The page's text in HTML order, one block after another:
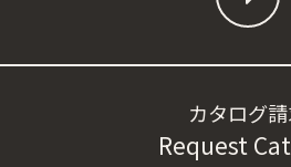
カタログ
Request